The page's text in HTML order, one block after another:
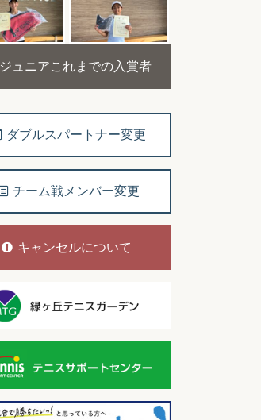
ジュニアこれまでの入賞者
ダブルスパートナー変更
チーム戦メンバー変更
キャンセルについて